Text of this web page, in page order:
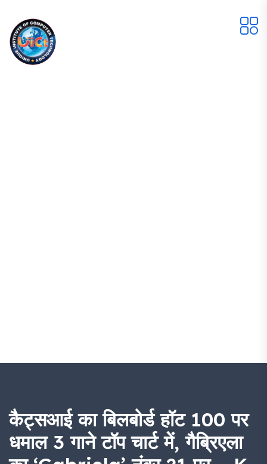
कैट्सआई का बिलबोर्ड हॉट 100 पर
धमाल 3 गाने टॉप चार्ट में, गैब्रिएला